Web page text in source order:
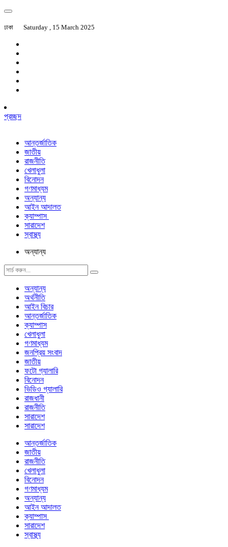
ঢাকা Saturday , 15 March 2025
প্রচ্ছদ
আন্তর্জাতিক
জাতীয়
রাজনীতি
খেলাধুলা
বিনোদন
গণমাধ্যম
অন্যান্য
আইন আদালত
ক্যাম্পাস
সারাদেশ
স্বাস্থ্য
অন্যান্য
অন্যান্য
অর্থনীতি
আইন বিচার
আন্তর্জাতিক
ক্যাম্পাস
খেলাধুলা
গণমাধ্যম
জনপ্রিয় সংবাদ
জাতীয়
ফটো গ্যালারি
বিনোদন
ভিডিও গ্যালারি
রাজধানী
রাজনীতি
সারাদেশ
সারাদেশ
আন্তর্জাতিক
জাতীয়
রাজনীতি
খেলাধুলা
বিনোদন
গণমাধ্যম
অন্যান্য
আইন আদালত
ক্যাম্পাস
সারাদেশ
স্বাস্থ্য